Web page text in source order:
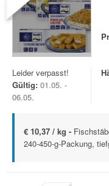
Leider verpasst!
Gültig: 01.05. -
06.05.
€ 10,37 / kg -
240-450-g-Packung,